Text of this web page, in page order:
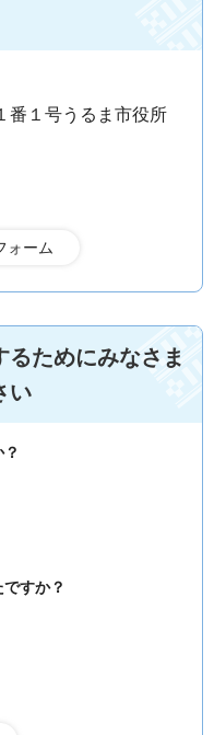
番１号うるま市役所
るためにみなさま
い
すか？